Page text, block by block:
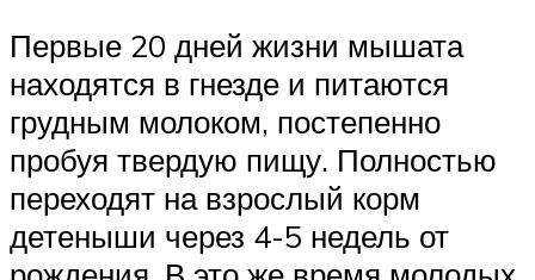
Первые 20 дней жизни мышата
находятся в гнезде и питаются
грудным молоком, постепенно
пробуя твердую пищу. Полностью
переходят на взрослый корм
детеныши через 4-5 недель от